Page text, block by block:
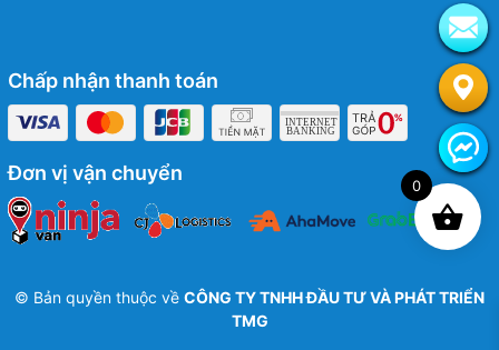
Chấp nhận thanh toán
Đơn vị vận chuyển
© Bản quyền thuộc về CÔNG TY TNHH ĐẦU TƯ VÀ PHÁT TRIỂN
TMG
0